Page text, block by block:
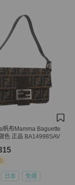
帆布Mamma Baguette
色 正品 BA14998SAV
日本 免運